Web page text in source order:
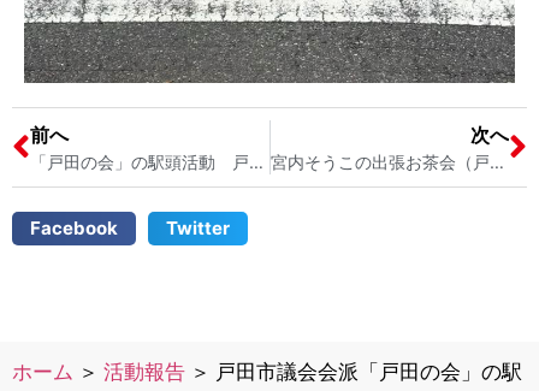
前へ
「戸田の会」の駅頭活動 戸田市議会議員 宮内そうこ
次へ
宮内そうこの出張お茶会（戸田市内で英語音楽教室を開いている女性の方とお会いしました♬） 戸田市議会議員 宮内そうこ Music Splash Together
Facebook Twitter
ホーム ＞ 活動報告 ＞ 戸田市議会会派「戸田の会」の駅